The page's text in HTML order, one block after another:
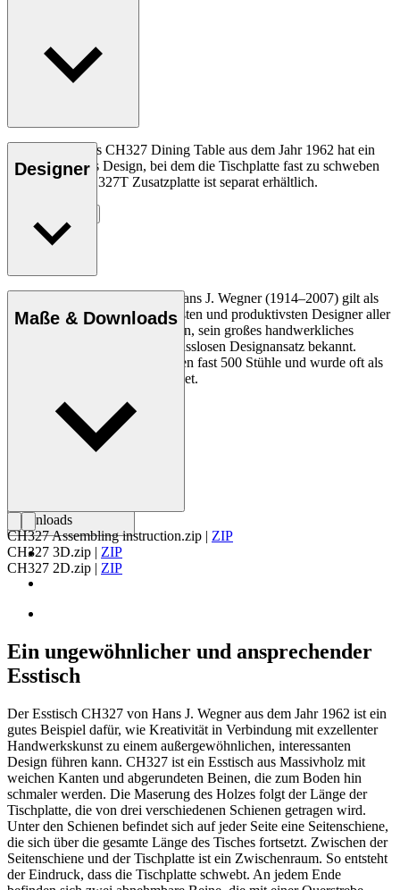
Hans J. Wegners CH327 Dining Table aus dem Jahr 1962 hat ein
ungewöhnliches Design, bei dem die Tischplatte fast zu schweben
scheint. Die CH327T Zusatzplatte ist separat erhältlich.
Designer
Der dänische Möbeldesigner Hans J. Wegner (1914–2007) gilt als
einer der kreativsten, innovativsten und produktivsten Designer aller
Zeiten und ist für seine Präzision, sein großes handwerkliches
Geschick und seinen kompromisslosen Designansatz bekannt.
Wegner entwarf in seinem Leben fast 500 Stühle und wurde oft als
der Meister des Stuhls bezeichnet.
Profil Hans J. Wegner
Maße & Downloads
Downloads
CH327 Assembling instruction.zip | ZIP
CH327 3D.zip | ZIP
CH327 2D.zip | ZIP
Ein ungewöhnlicher und ansprechender
Esstisch
Der Esstisch CH327 von Hans J. Wegner aus dem Jahr 1962 ist ein
gutes Beispiel dafür, wie Kreativität in Verbindung mit exzellenter
Handwerkskunst zu einem außergewöhnlichen, interessanten
Design führen kann. CH327 ist ein Esstisch aus Massivholz mit
weichen Kanten und abgerundeten Beinen, die zum Boden hin
schmaler werden. Die Maserung des Holzes folgt der Länge der
Tischplatte, die von drei verschiedenen Schienen getragen wird.
Unter den Schienen befindet sich auf jeder Seite eine Seitenschiene,
die sich über die gesamte Länge des Tisches fortsetzt. Zwischen der
Seitenschiene und der Tischplatte ist ein Zwischenraum. So entsteht
der Eindruck, dass die Tischplatte schwebt. An jedem Ende